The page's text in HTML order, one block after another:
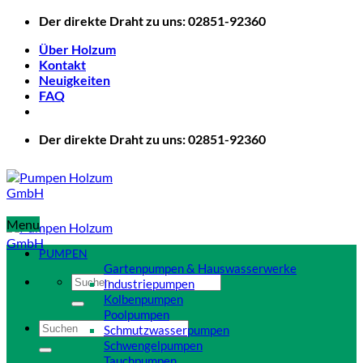
Zum
springen
Der direkte Draht zu uns: 02851-92360
Über Holzum
Kontakt
Neuigkeiten
FAQ
Der direkte Draht zu uns: 02851-92360
Suchen
nach:
Suchen
nach:
Menu
PUMPEN
Gartenpumpen & Hauswasserwerke
Industriepumpen
Kolbenpumpen
Poolpumpen
Schmutzwasserpumpen
Schwengelpumpen